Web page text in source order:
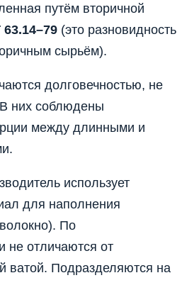
путём вторичной
(это разновидность
сырьём).
долговечностью, не
них соблюдены
между длинными и
использует
для наполнения
По
не отличаются от
ватой. Подразделяются на